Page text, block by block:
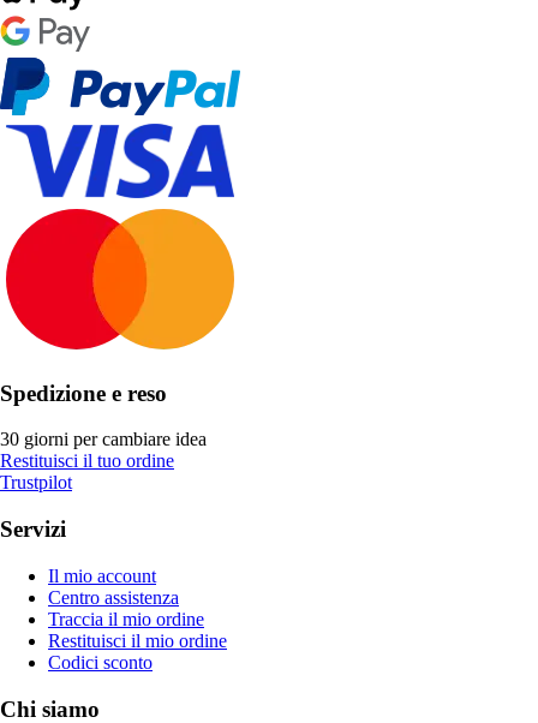
Spedizione e reso
30 giorni per cambiare idea
Restituisci il tuo ordine
Trustpilot
Servizi
Il mio account
Centro assistenza
Traccia il mio ordine
Restituisci il mio ordine
Codici sconto
Chi siamo